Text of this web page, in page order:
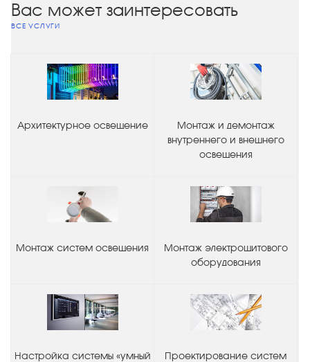
Вас может заинтересовать
ВСЕ УСЛУГИ
Архитектурное освещение
Монтаж и демонтаж
внутреннего и внешнего
освещения
Монтаж систем освещения
Монтаж электрощитового
оборудования
Настройка системы «умный
Проектирование систем